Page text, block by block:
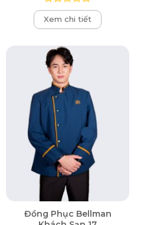
Được
xếp
hạng
5
sao
Xem chi tiết
Đồng Phục Bellman